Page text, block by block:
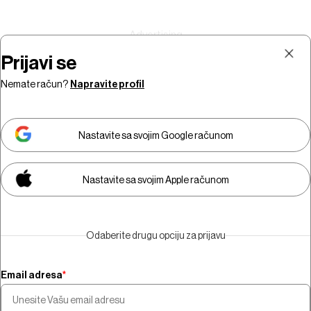
Morate biti pretplatnik da biste
gledali video sadržaj.
Pretplatite se
Prijavi se
Nemate račun? Napravite profil
Nastavite sa svojim Google računom
Nastavite sa svojim Apple računom
Odaberite drugu opciju za prijavu
Email adresa*